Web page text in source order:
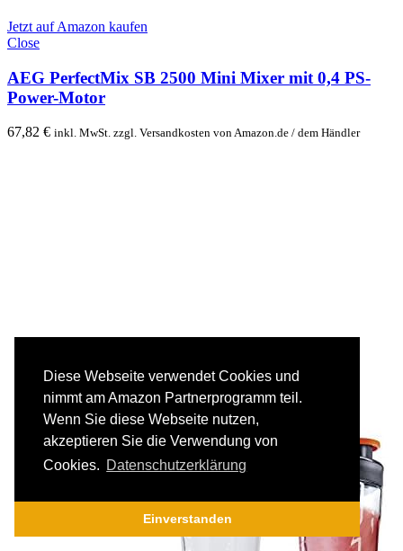
Diese Webseite verwendet Cookies und
nimmt am Amazon Partnerprogramm teil.
Wenn Sie diese Webseite nutzen,
akzeptieren Sie die Verwendung von
Cookies. Datenschutzerklärung
Einverstanden
Jetzt auf Amazon kaufen
Close
AEG PerfectMix SB 2500 Mini Mixer mit 0,4 PS-
Power-Motor
67,82 € inkl. MwSt. zzgl. Versandkosten von Amazon.de / dem Händler